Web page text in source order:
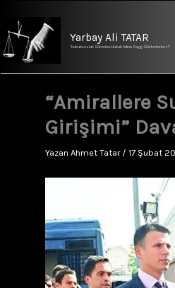
Yarbay Ali TATAR
"Hukuksuzluk Sürecine, Hukuk Adına Saygı Gösterilemez!"
“Amirallere
Girişimi”
Yazan Ahmet Tatar / 17 Şubat